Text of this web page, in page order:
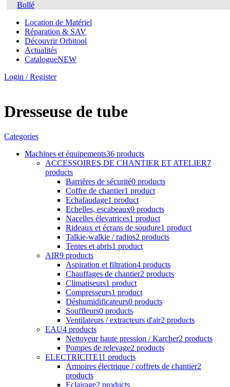
Login / Register
Dresseuse de tube
Machines et équipements
Barrières de sécurité
Nacelles élevatrices
Rideaux et écrans de soudure
Talkie-walkie / radios2 products
Tentes et abris 1 product
AIR9 products
Aspiration et filtration4 products
Chauffages de chantier
Climatiseurs1 product
Compresseurs1 product
Déshumidificateurs0 products
Souffleurs0 products
Ventilateurs / extracteurs d'air
EAU4 products
Nettoyeur haute pression / Karcher
Pompes de relevage2 products
ELECTRICITE11 products
Armoires électrique / coffrets de chantier
products
Eclairage2 products
Groupe électrogène3 products
Rallonges électriques
Transformateurs1 product
Transformateurs d'isolement1 product
MACHINE-OUTILS5 products
Fraiseuse0 products
Perceuse à colonne